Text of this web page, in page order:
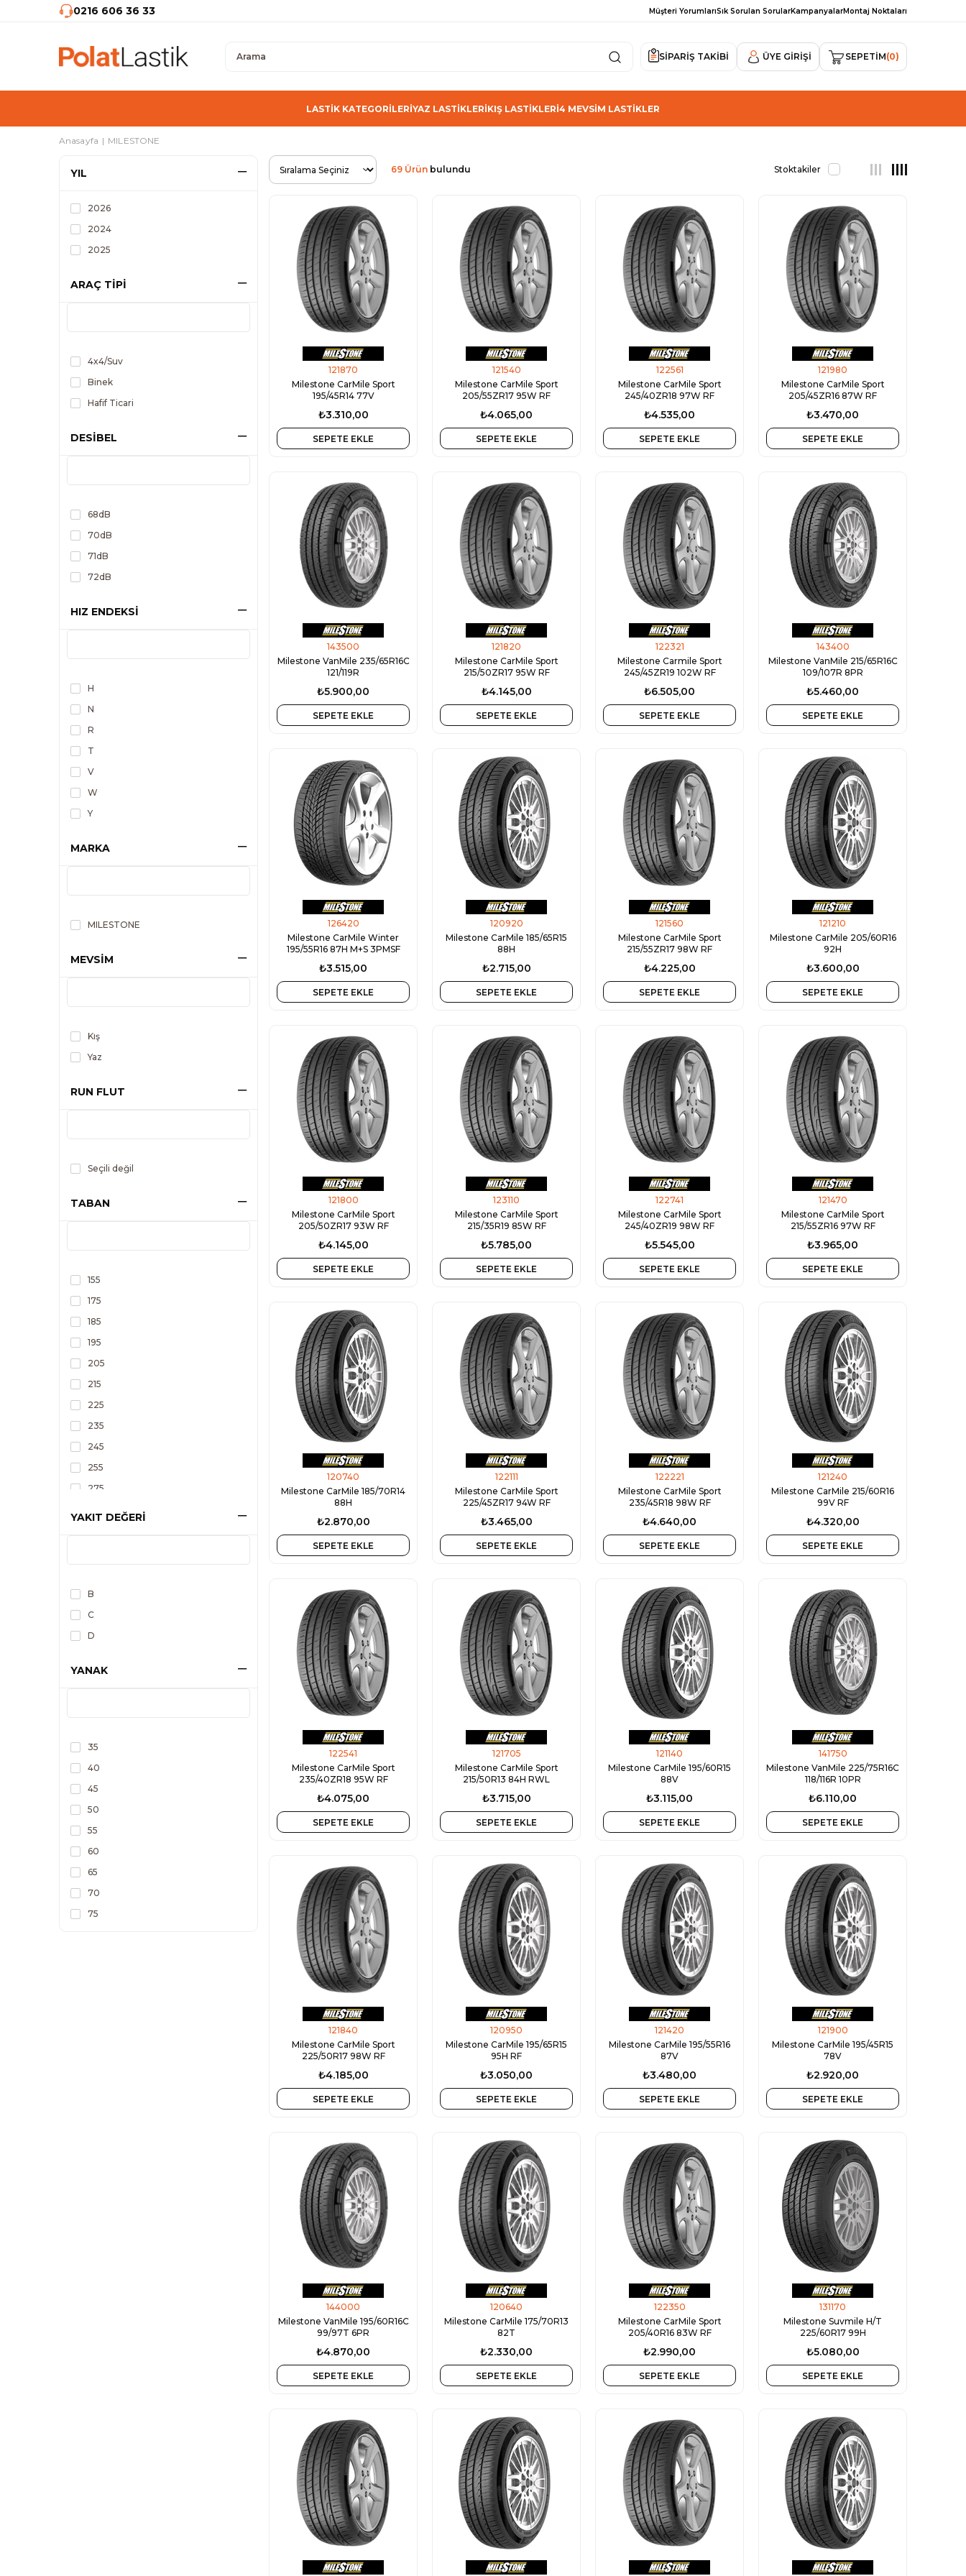
0216 606 36 33 Müşteri YorumlarıSık Sorulan SorularKampanyalarMontaj Noktaları
SİPARİŞ TAKİBİ ÜYE GIRIŞI SEPETIM 0
LASTİK KATEGORİLERİYAZ LASTİKLERİKIŞ LASTİKLERİ4 MEVSİM LASTİKLER
Anasayfa MILESTONE
YIL
2026
2024
2025
ARAÇ TİPİ
4x4/Suv
Binek
Hafif Ticari
DESİBEL
68dB
70dB
71dB
72dB
HIZ ENDEKSİ
H
N
R
T
V
W
Y
MARKA
MILESTONE
MEVSİM
Kış
Yaz
RUN FLUT
Seçili değil
TABAN
155
175
185
195
205
215
225
235
245
255
275
YAKIT DEĞERİ
B
C
D
YANAK
35
40
45
50
55
60
65
70
75
Stoktakiler
69 Ürün
121870
Milestone CarMile Sport
195/45R14 77V
₺3.310,00
SEPETE EKLE
121540
Milestone CarMile Sport
205/55ZR17 95W RF
₺4.065,00
SEPETE EKLE
122561
Milestone CarMile Sport
245/40ZR18 97W RF
₺4.535,00
SEPETE EKLE
121980
Milestone CarMile Sport
205/45ZR16 87W RF
₺3.470,00
SEPETE EKLE
143500
Milestone VanMile 235/65R16C
121/119R
₺5.900,00
SEPETE EKLE
121820
Milestone CarMile Sport
215/50ZR17 95W RF
₺4.145,00
SEPETE EKLE
122321
Milestone Carmile Sport
245/45ZR19 102W RF
₺6.505,00
SEPETE EKLE
143400
Milestone VanMile 215/65R16C
109/107R 8PR
₺5.460,00
SEPETE EKLE
126420
Milestone CarMile Winter
195/55R16 87H M+S 3PMSF
₺3.515,00
SEPETE EKLE
120920
Milestone CarMile 185/65R15
88H
₺2.715,00
SEPETE EKLE
121560
Milestone CarMile Sport
215/55ZR17 98W RF
₺4.225,00
SEPETE EKLE
121210
Milestone CarMile 205/60R16
92H
₺3.600,00
SEPETE EKLE
121800
Milestone CarMile Sport
205/50ZR17 93W RF
₺4.145,00
SEPETE EKLE
123110
Milestone CarMile Sport
215/35R19 85W RF
₺5.785,00
SEPETE EKLE
122741
Milestone CarMile Sport
245/40ZR19 98W RF
₺5.545,00
SEPETE EKLE
121470
Milestone CarMile Sport
215/55ZR16 97W RF
₺3.965,00
SEPETE EKLE
120740
Milestone CarMile 185/70R14
88H
₺2.870,00
SEPETE EKLE
122111
Milestone CarMile Sport
225/45ZR17 94W RF
₺3.465,00
SEPETE EKLE
122221
Milestone CarMile Sport
235/45R18 98W RF
₺4.640,00
SEPETE EKLE
121240
Milestone CarMile 215/60R16
99V RF
₺4.320,00
SEPETE EKLE
122541
Milestone CarMile Sport
235/40ZR18 95W RF
₺4.075,00
SEPETE EKLE
121705
Milestone CarMile Sport
215/50R13 84H RWL
₺3.715,00
SEPETE EKLE
121140
Milestone CarMile 195/60R15
88V
₺3.115,00
SEPETE EKLE
141750
Milestone VanMile 225/75R16C
118/116R 10PR
₺6.110,00
SEPETE EKLE
121840
Milestone CarMile Sport
225/50R17 98W RF
₺4.185,00
SEPETE EKLE
120950
Milestone CarMile 195/65R15
95H RF
₺3.050,00
SEPETE EKLE
121420
Milestone CarMile 195/55R16
87V
₺3.480,00
SEPETE EKLE
121900
Milestone CarMile 195/45R15
78V
₺2.920,00
SEPETE EKLE
144000
Milestone VanMile 195/60R16C
99/97T 6PR
₺4.870,00
SEPETE EKLE
120640
Milestone CarMile 175/70R13
82T
₺2.330,00
SEPETE EKLE
122350
Milestone CarMile Sport
205/40R16 83W RF
₺2.990,00
SEPETE EKLE
131170
Milestone Suvmile H/T
225/60R17 99H
₺5.080,00
SEPETE EKLE